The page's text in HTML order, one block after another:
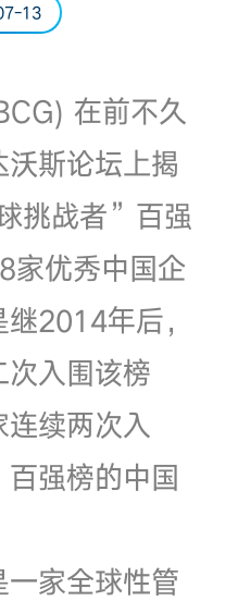
13
在前不久
斯论坛上揭
挑战者”百强
家优秀中国企
2014年后，
入围该榜
续两次入
强榜的中国
家全球性管